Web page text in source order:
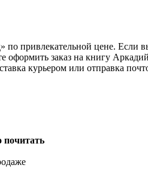
по привлекательной цене. Если
оформить заказ на книгу
курьером или отправка
почитать